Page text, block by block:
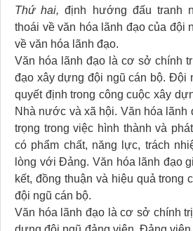
Thứ hai, định hướng đấu tranh
thoái về văn hóa lãnh đạo của đội
về văn hóa lãnh đạo.
Văn hóa lãnh đạo là cơ sở chính
đạo xây dựng đội ngũ cán bộ. Đội
quyết định trong công cuộc xây
Nhà nước và xã hội. Văn hóa lãnh
trọng trong việc hình thành và
có phẩm chất, năng lực, trách
lòng với Đảng. Văn hóa lãnh đạo
kết, đồng thuận và hiệu quả trong
đội ngũ cán bộ.
Văn hóa lãnh đạo là cơ sở chính